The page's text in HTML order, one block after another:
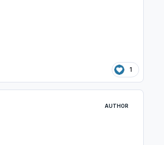
1
AUTHOR